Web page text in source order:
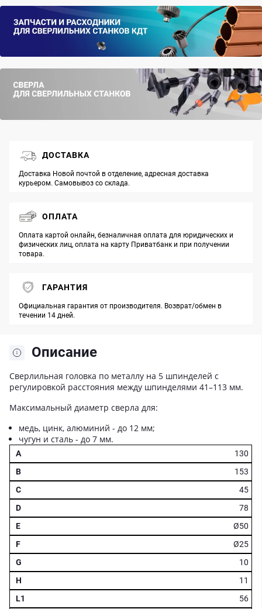
Описание
Сверлильная головка по металлу на 5 шпинделей с
регулировкой расстояния между шпинделями 41–113 мм.
Максимальный диаметр сверла для:
медь, цинк, алюминий - до 12 мм;
чугун и сталь - до 7 мм.
130
153
45
78
Ø50
Ø25
10
11
56
ДОСТАВКА
Доставка Новой почтой в отделение, адресная доставка
курьером. Самовывоз со склада.
ОПЛАТА
Оплата картой онлайн, безналичная оплата для юридических и
физических лиц, оплата на карту Приватбанк и при получении
товара.
ГАРАНТИЯ
Официальная гарантия от производителя. Возврат/обмен в
течении 14 дней.